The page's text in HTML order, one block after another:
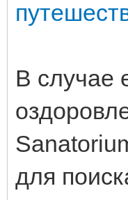
В случае
для